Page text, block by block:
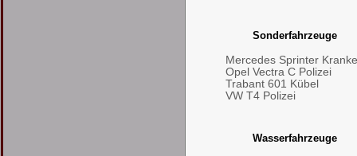
Sonderfahrzeuge
Mercedes Sprinter
Opel Vectra C Polizei
Trabant 601 Kübel
VW T4 Polizei
Wasserfahrzeuge